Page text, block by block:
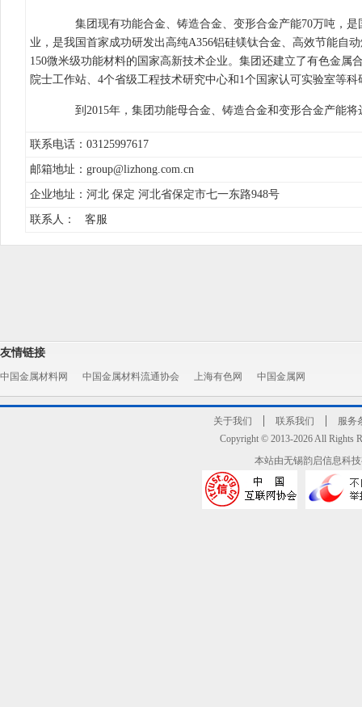
集团现有功能合金、铸造合金、变形合金产能70万吨，是
业，是我国首家成功研发出高纯A356铝硅镁钛合金、高效节能自
150微米级功能材料的国家高新技术企业。集团还建立了有色金属
院士工作站、4个省级工程技术研究中心和1个国家认可实验室等
到2015年，集团功能母合金、铸造合金和变形合金产能将
联系电话：03125997617
邮箱地址：group@lizhong.com.cn
企业地址：河北 保定 河北省保定市七一东路948号
联系人： 客服
友情链接
中国金属材料网 中国金属材料流通协会 上海有色网 中国金属网
关于我们 联系我们
服务
Copyright © 2013-2026 All Rights
本站由无锡韵启信息科